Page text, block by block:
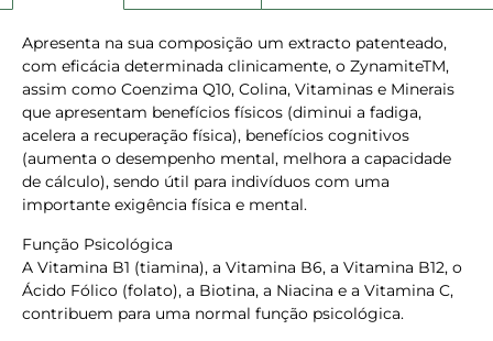
Apresenta na sua composição um extracto patenteado,
com eficácia determinada clinicamente, o ZynamiteTM,
assim como Coenzima Q10, Colina, Vitaminas e Minerais
que apresentam benefícios físicos (diminui a fadiga,
acelera a recuperação física), benefícios cognitivos
(aumenta o desempenho mental, melhora a capacidade
de cálculo), sendo útil para indivíduos com uma
importante exigência física e mental.
Função Psicológica
A Vitamina B1 (tiamina), a Vitamina B6, a Vitamina B12, o
Ácido Fólico (folato), a Biotina, a Niacina e a Vitamina C,
contribuem para uma normal função psicológica.